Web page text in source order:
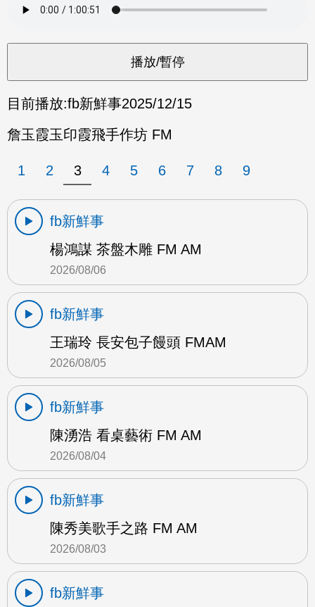
目前播放:fb新鮮事2025/12/15
詹玉霞玉印霞飛手作坊 FM
1 2 3 4 5 6 7 8 9
fb新鮮事
楊鴻謀 茶盤木雕 FM AM
2026/08/06
fb新鮮事
王瑞玲 長安包子饅頭 FMAM
2026/08/05
fb新鮮事
陳湧浩 看桌藝術 FM AM
2026/08/04
fb新鮮事
陳秀美歌手之路 FM AM
2026/08/03
fb新鮮事